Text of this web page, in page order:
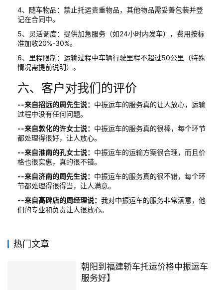
4、随车物品：禁止托运贵重物品，其他物品需妥善包装并登
记在合同中。
5、灵活调度：提供加急服务（如24小时内发车），费用按标
准加收20%-30%。
6、里程限制：运输过程中车辆行驶里程不超过50公里（特殊
情况需提前说明）。
六、客户对我们的评价
--来自招远的周先生说： 中振运车的服务真的让人放心，运输
过程中没有任何问题。
--来自敦化的许女士说： 中振运车的服务真的很棒，每个环节
都处理得很好，让人放心。
--来自淮南的孔女士说： 中振运车的运输方案很合理，而且价
格也很实惠，真的很不错。
--来自济南的周先生说： 中振运车的服务真的很不错，每个环
节都处理得很得当，让人满意。
--来自高碑店的周经理说： 我对中振运车的服务非常满意，他
们的专业和负责让人很放心。
热门文章
朝阳到福建轿车托运价格中振运车
服务好】